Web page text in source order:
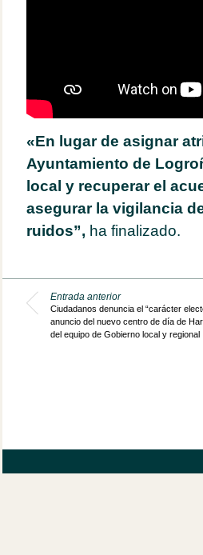
«En lugar de asignar
Ayuntamiento de
local y recuperar el
asegurar la vigilancia
ruidos”, ha finalizado.
Entrada anterior
Ciudadanos denuncia el “carácter
anuncio del nuevo centro de día de
del equipo de Gobierno local y regional